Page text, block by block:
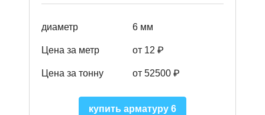
диаметр 6 мм
Цена за метр от 12 ₽
Цена за тонну от 52500 ₽
купить арматуру 6